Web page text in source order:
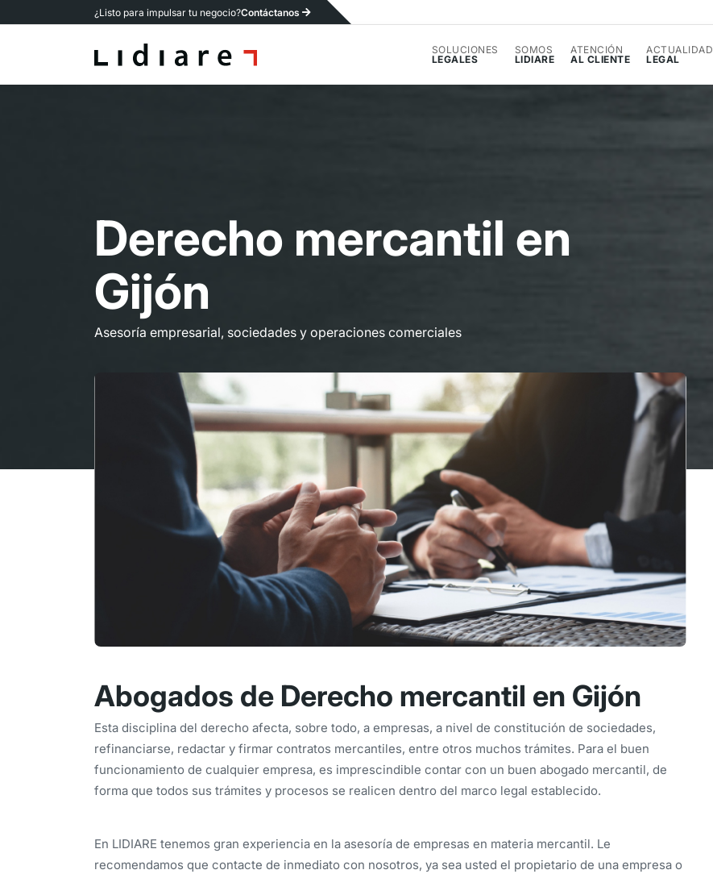
¿Listo para impulsar tu negocio?Contáctanos
SOLUCIONES
LEGALES
SOMOS
LIDIARE
ATENCIÓN
AL CLIENTE
ACTUALIDAD
LEGAL
Derecho mercantil en
Gijón
Asesoría empresarial, sociedades y operaciones comerciales
Abogados de Derecho mercantil en Gijón
Esta disciplina del derecho afecta, sobre todo, a empresas, a nivel de constitución de sociedades,
refinanciarse, redactar y firmar contratos mercantiles, entre otros muchos trámites. Para el buen
funcionamiento de cualquier empresa, es imprescindible contar con un buen abogado mercantil, de
forma que todos sus trámites y procesos se realicen dentro del marco legal establecido.
En LIDIARE tenemos gran experiencia en la asesoría de empresas en materia mercantil. Le
recomendamos que contacte de inmediato con nosotros, ya sea usted el propietario de una empresa o